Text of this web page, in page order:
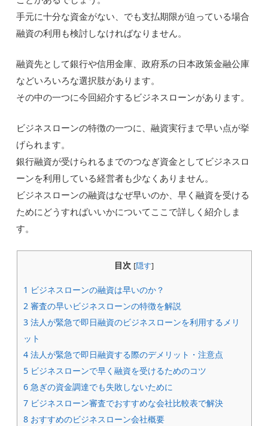
手元に十分な資金がない、でも支払期限が迫っている場合
融資の利用も検討しなければなりません。
融資先として銀行や信用金庫、政府系の日本政策金融公庫
などいろいろな選択肢があります。
その中の一つに今回紹介するビジネスローンがあります。
ビジネスローンの特徴の一つに、融資実行まで早い点が挙
げられます。
銀行融資が受けられるまでのつなぎ資金としてビジネスロ
ーンを利用している経営者も少なくありません。
ビジネスローンの融資はなぜ早いのか、早く融資を受ける
ためにどうすればいいかについてここで詳しく紹介しま
す。
目次 [隠す]
1 ビジネスローンの融資は早いのか？
2審査の早いビジネスローンの特徴を解説
3法人が緊急で即日融資のビジネスローンを利用するメリ
ット
4法人が緊急で即日融資する際のデメリット・注意点
5ビジネスローンで早く融資を受けるためのコツ
6急ぎの資金調達でも失敗しないために
7ビジネスローン審査でおすすめな会社比較表で解決
8おすすめのビジネスローン会社概要